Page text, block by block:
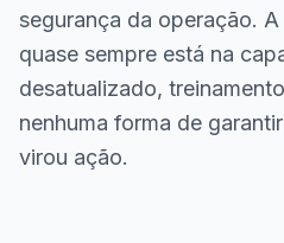
segurança da operação.
quase sempre está na
desatualizado,
nenhuma forma de
virou ação.